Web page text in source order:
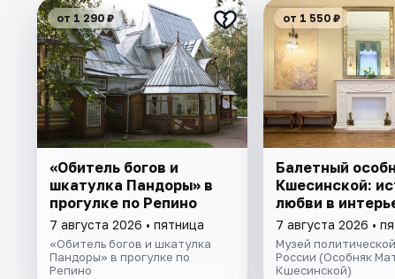
от 1 290 ₽
«Обитель богов и
шкатулка Пандоры» в
прогулке по Репино
7 августа 2026 • пятница
«Обитель богов и шкатулка
Пандоры» в прогулке по
Репино
от 1 550 ₽
Балетный
Кшесинской:
любви в
7 августа 2026 •
Музей
России (Особняк
Кшесинской)